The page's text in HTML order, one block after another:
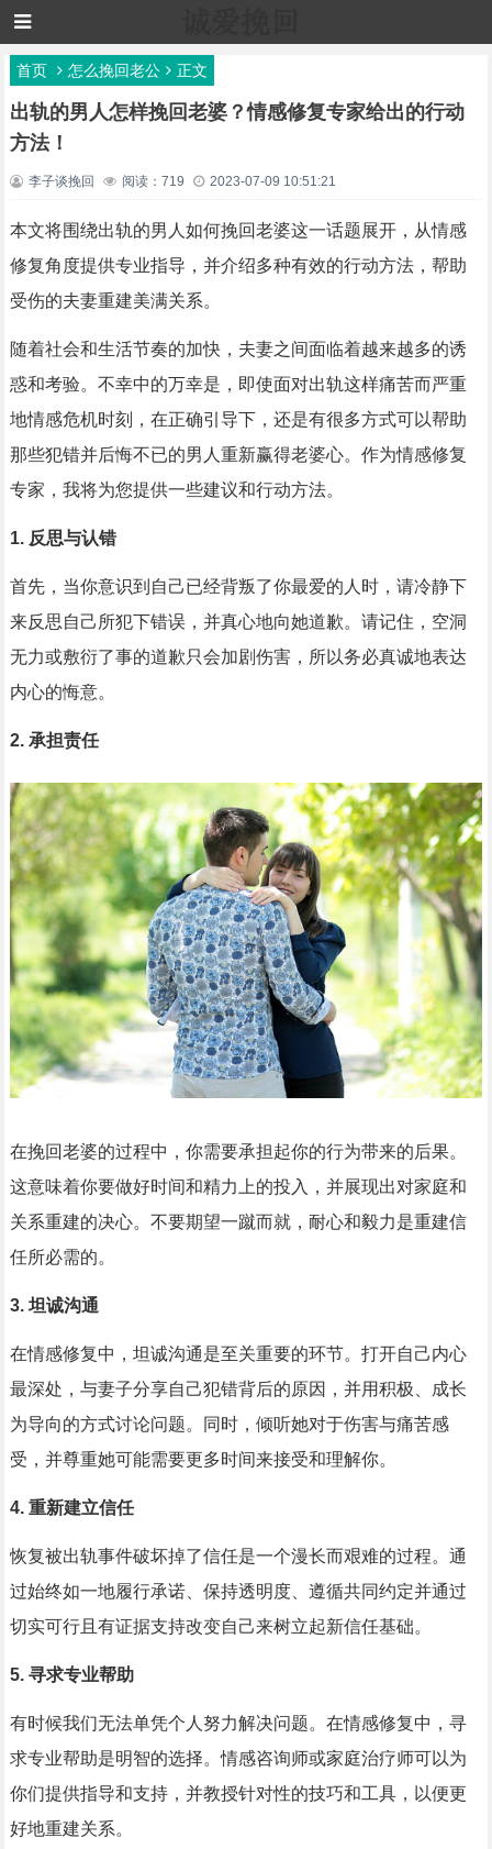
首页 怎么挽回老公 正文
出轨的男人怎样挽回老婆？情感修复专家给出的行动
方法！
李子谈挽回 阅读：719 2023-07-09 10:51:21
本文将围绕出轨的男人如何挽回老婆这一话题展开，从情感
修复角度提供专业指导，并介绍多种有效的行动方法，帮助
受伤的夫妻重建美满关系。
随着社会和生活节奏的加快，夫妻之间面临着越来越多的诱
惑和考验。不幸中的万幸是，即使面对出轨这样痛苦而严重
地情感危机时刻，在正确引导下，还是有很多方式可以帮助
那些犯错并后悔不已的男人重新赢得老婆心。作为情感修复
专家，我将为您提供一些建议和行动方法。
1. 反思与认错
首先，当你意识到自己已经背叛了你最爱的人时，请冷静下
来反思自己所犯下错误，并真心地向她道歉。请记住，空洞
无力或敷衍了事的道歉只会加剧伤害，所以务必真诚地表达
内心的悔意。
2. 承担责任
在挽回老婆的过程中，你需要承担起你的行为带来的后果。
这意味着你要做好时间和精力上的投入，并展现出对家庭和
关系重建的决心。不要期望一蹴而就，耐心和毅力是重建信
任所必需的。
3. 坦诚沟通
在情感修复中，坦诚沟通是至关重要的环节。打开自己内心
最深处，与妻子分享自己犯错背后的原因，并用积极、成长
为导向的方式讨论问题。同时，倾听她对于伤害与痛苦感
受，并尊重她可能需要更多时间来接受和理解你。
4. 重新建立信任
恢复被出轨事件破坏掉了信任是一个漫长而艰难的过程。通
过始终如一地履行承诺、保持透明度、遵循共同约定并通过
切实可行且有证据支持改变自己来树立起新信任基础。
5. 寻求专业帮助
有时候我们无法单凭个人努力解决问题。在情感修复中，寻
求专业帮助是明智的选择。情感咨询师或家庭治疗师可以为
你们提供指导和支持，并教授针对性的技巧和工具，以便更
好地重建关系。